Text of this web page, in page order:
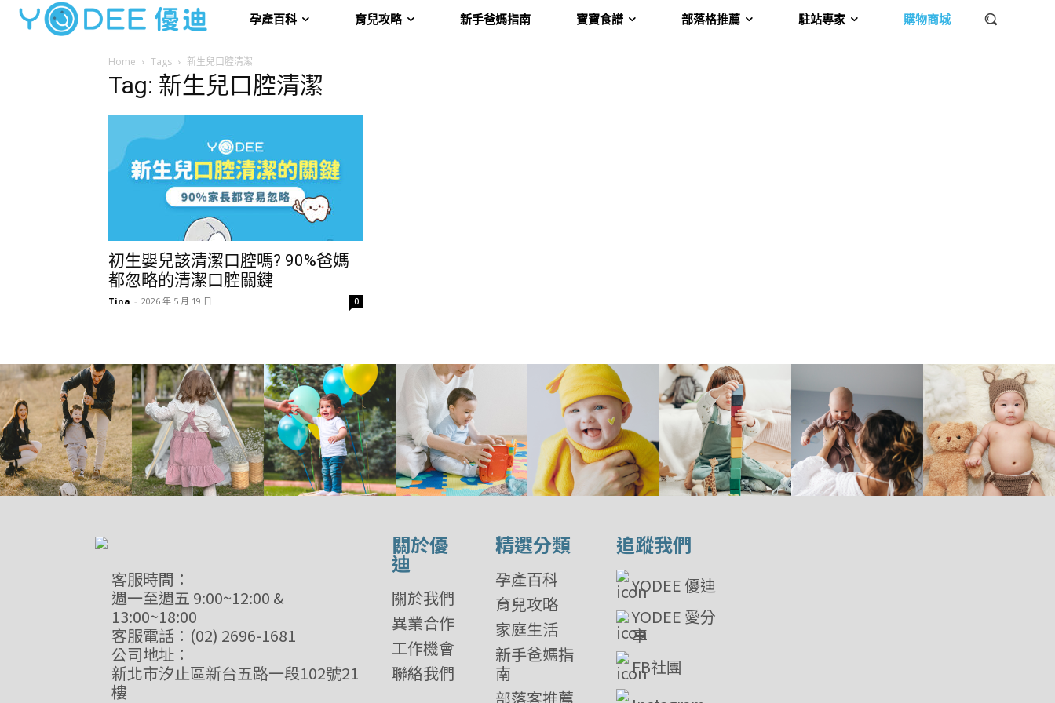
孕產百科 育兒攻略 新手爸媽指南 寶寶食譜 部落格推薦 駐站專家 購物商城
Home Tags 新生兒口腔清潔
Tag: 新生兒口腔清潔
初生嬰兒該清潔口腔嗎? 90%爸媽
都忽略的清潔口腔關鍵
Tina - 2026 年 5 月 19 日 0
客服時間：
週一至週五 9:00~12:00 &
13:00~18:00
客服電話：(02) 2696-1681
公司地址：
新北市汐止區新台五路一段102號21
樓
關於優
迪
關於我們
異業合作
工作機會
聯絡我們
精選分類
孕產百科
育兒攻略
家庭生活
新手爸媽指
南
部落客推薦
追蹤我們
YODEE 優迪
YODEE 愛分
享
FB社團